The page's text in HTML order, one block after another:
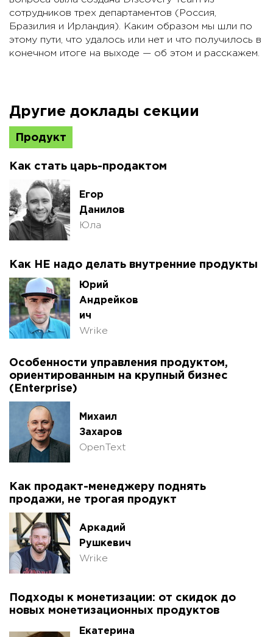
сотрудников трех департаментов (Россия,
Бразилия и Ирландия). Каким образом мы шли по
этому пути, что удалось или нет и что получилось в
конечном итоге на выходе — об этом и расскажем.
Другие доклады секции
Продукт
Как стать царь-продактом
Егор
Данилов
Юла
Как НЕ надо делать внутренние продукты
Юрий
Андрейков
ич
Wrike
Особенности управления продуктом,
ориентированным на крупный бизнес
(Enterprise)
Михаил
Захаров
OpenText
Как продакт-менеджеру поднять
продажи, не трогая продукт
Аркадий
Рушкевич
Wrike
Подходы к монетизации: от скидок до
новых монетизационных продуктов
Екатерина